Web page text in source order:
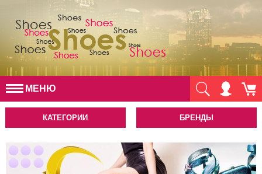
МЕНЮ
КАТЕГОРИИ БРЕНДЫ